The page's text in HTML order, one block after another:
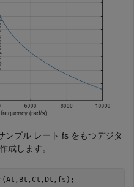
ンプル レート fs をもつデジタ
成します。